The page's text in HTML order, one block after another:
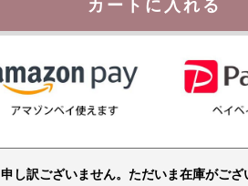
カートに入れる
申し訳ございません。ただいま在庫がござ